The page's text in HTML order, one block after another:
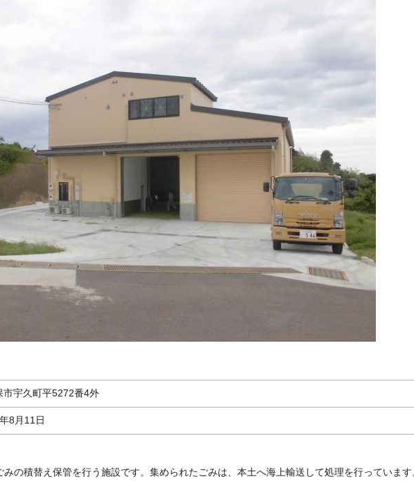
市宇久町平5272番4外
8月11日
の積替え保管を行う施設です。集められたごみは、本土へ海上輸送して処理を行っています